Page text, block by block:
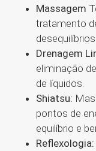
Massagem
tratamento
Drenagem
eliminação
de líquidos.
Shiatsu:
pontos de
equilíbrio e
Reflexologia: